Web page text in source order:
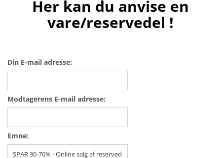
Her kan du anvise en
vare/reservedel !
Din E-mail adresse:
Modtagerens E-mail adresse:
Emne: